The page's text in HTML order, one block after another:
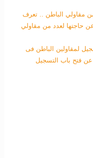
مقاولي الباطن .. تعرف
حاجتها لعدد من مقاولي
لمقاولين الباطن فى
فتح باب التسجيل